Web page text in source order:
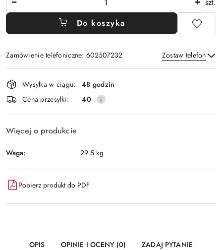
Do koszyka
Zamówienie telefoniczne: 602507232 Zostaw telefon
Wyślij
Dostępność
i
dostawa
Wysyłka w ciągu:
48 godzin
Cena przesyłki:
40
Więcej o produkcie
Waga: 29.5 kg
Pobierz produkt do PDF
OPIS OPINIE I OCENY (0) ZADAJ PYTANIE